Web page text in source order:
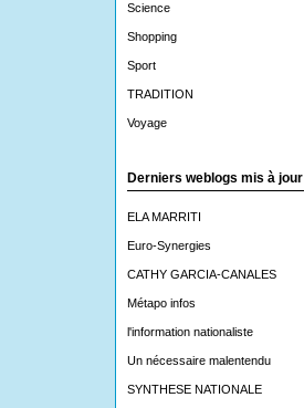
Science
Shopping
Sport
TRADITION
Voyage
Derniers weblogs mis à jour
ELA MARRITI
Euro-Synergies
CATHY GARCIA-CANALES
Métapo infos
l'information nationaliste
Un nécessaire malentendu
SYNTHESE NATIONALE